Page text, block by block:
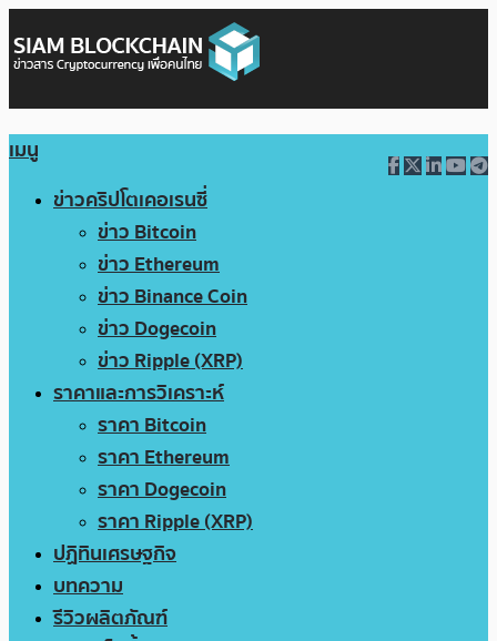
เมนู
ข่าวคริปโตเคอเรนซี่
ข่าว Bitcoin
ข่าว Ethereum
ข่าว Binance Coin
ข่าว Dogecoin
ข่าว Ripple (XRP)
ราคาและการวิเคราะห์
ราคา Bitcoin
ราคา Ethereum
ราคา Dogecoin
ราคา Ripple (XRP)
ปฏิทินเศรษฐกิจ
บทความ
รีวิวผลิตภัณฑ์